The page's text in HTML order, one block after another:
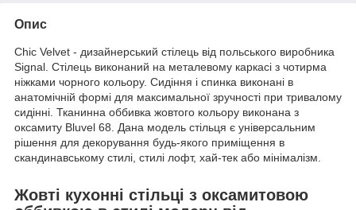
Опис
Chic Velvet - дизайнерський стілець від польського виробника
Signal. Стілець виконаний на металевому каркасі з чотирма
ніжками чорного кольору. Сидіння і спинка виконані в
анатомічній формі для максимальної зручності при тривалому
сидінні. Тканинна оббивка жовтого кольору виконана з
оксамиту Bluvel 68. Дана модель стільця є універсальним
рішення для декорування будь-якого приміщення в
скандинавському стилі, стилі лофт, хай-тек або мінімалізм.
Жовті кухонні стільці з оксамитовою